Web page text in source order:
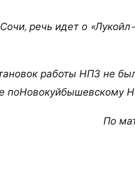
речь идет о «Лукойл-
работы НПЗ не
поНовокуйбышевскому
По